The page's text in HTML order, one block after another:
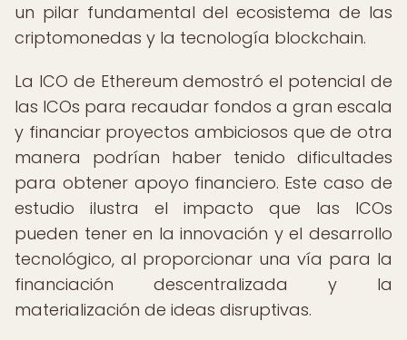
un pilar fundamental del ecosistema de las
criptomonedas y la tecnología blockchain.
La ICO de Ethereum demostró el potencial de
las ICOs para recaudar fondos a gran escala
y financiar proyectos ambiciosos que de otra
manera podrían haber tenido dificultades
para obtener apoyo financiero. Este caso de
estudio ilustra el impacto que las ICOs
pueden tener en la innovación y el desarrollo
tecnológico, al proporcionar una vía para la
financiación descentralizada y la
materialización de ideas disruptivas.